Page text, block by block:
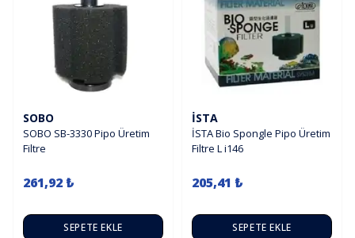
SOBO
SOBO SB-3330 Pipo Üretim
Filtre
261,92 ₺
SEPETE EKLE
İSTA
İSTA Bio Spongle Pipo Üretim
Filtre L i146
205,41 ₺
SEPETE EKLE